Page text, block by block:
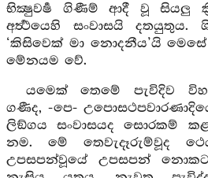
භික්‍ෂුවර්‍ෂ ගිණීම් ආදී වූ සියලු
අර්‍ත්‍ථයෙහි සංවාසයි දතයුතුය.
‘කිසිවෙක් මා නොදනීය’යි
මේනයම වේ.
යමෙක් තෙමේ පැවිදිව
ගණීද, -පෙ-
ලිඞ්ගය සංවාසයද සොරකම්
නම. මේ තෙවැදෑරුම්වූද
උපසපන්වූයේ උපසපන්